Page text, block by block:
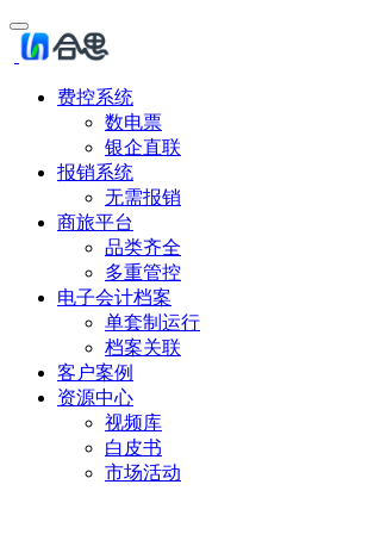
费控系统
数电票
银企直联
报销系统
无需报销
商旅平台
品类齐全
多重管控
电子会计档案
单套制运行
档案关联
客户案例
资源中心
视频库
白皮书
市场活动